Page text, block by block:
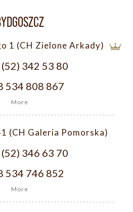
1 (CH Zielone Arkady)
342 53 80
534 808 867
More
(CH Galeria Pomorska)
346 63 70
534 746 852
More